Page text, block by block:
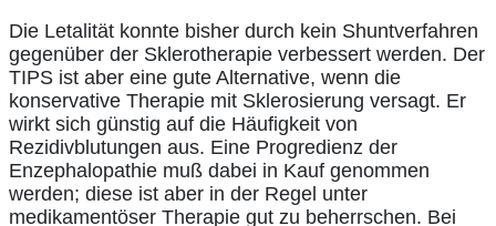
Die Letalität konnte bisher durch kein Shuntverfahren
gegenüber der Sklerotherapie verbessert werden. Der
TIPS ist aber eine gute Alternative, wenn die
konservative Therapie mit Sklerosierung versagt. Er
wirkt sich günstig auf die Häufigkeit von
Rezidivblutungen aus. Eine Progredienz der
Enzephalopathie muß dabei in Kauf genommen
werden; diese ist aber in der Regel unter
medikamentöser Therapie gut zu beherrschen. Bei